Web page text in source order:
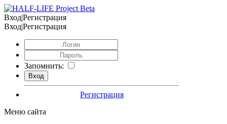
Вход|Регистрация
Вход|Регистрация
Запомнить:
Регистрация
Меню сайта